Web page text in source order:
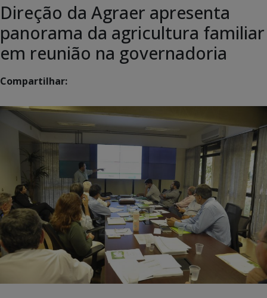
Direção da Agraer apresenta
panorama da agricultura familiar
em reunião na governadoria
Compartilhar: